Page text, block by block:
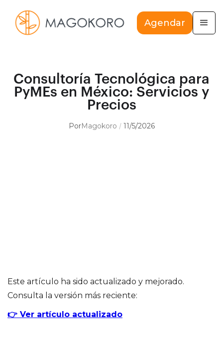
Agendar
Consultoría Tecnológica para
PyMEs en México: Servicios y
Precios
PorMagokoro 11/5/2026
Este artículo ha sido actualizado y mejorado.
Consulta la versión más reciente:
👉 Ver artículo actualizado